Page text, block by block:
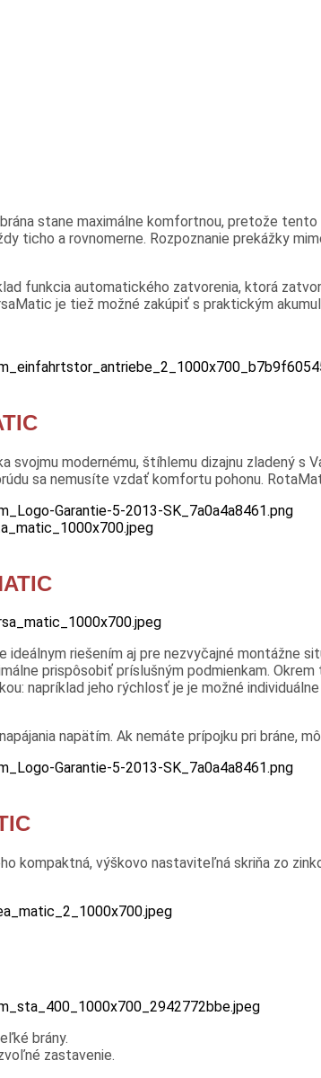
stane maximálne komfortnou, pretože
ticho a rovnomerne. Rozpoznanie prekážky
funkcia automatického zatvorenia, ktorá
je tiež možné zakúpiť s praktickým
modernému, štíhlemu dizajnu zladený s
sa nemusíte vzdať komfortu pohonu.
riešením aj pre nezvyčajné montážne
prispôsobiť príslušným podmienkam.
napríklad jeho rýchlosť je je možné
napätím. Ak nemáte prípojku pri bráne,
kompaktná, výškovo nastaviteľná skriňa zo
brány.
zastavenie.